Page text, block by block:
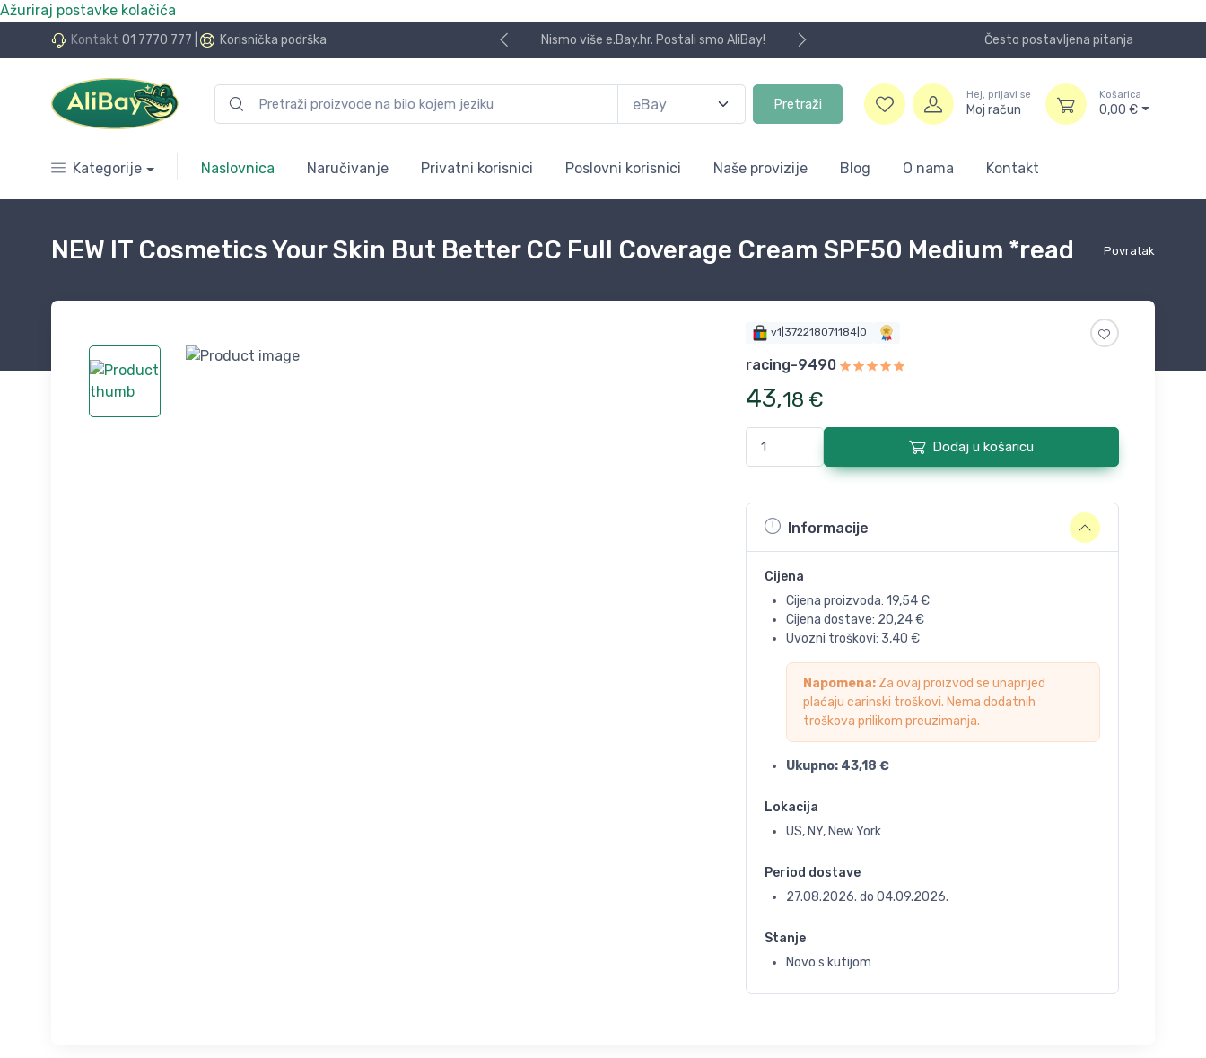
Ažuriraj postavke kolačića
Kontakt 01 7770 777 Korisnička podrška
24 rate bez kamata Nismo više e.Bay.hr. Postali smo AliBay! Često postavljena pitanja
Pretraži
Hej, prijavi se
Moj račun
Košarica
0,00 €
Kategorije Naslovnica Naručivanje Privatni korisnici Poslovni korisnici Naše provizije Blog O nama Kontakt
Povratak
NEW IT Cosmetics Your Skin But Better CC Full Coverage Cream SPF50 Medium *read
v1|372218071184|0
racing-9490
43,18 €
Dodaj u košaricu
Informacije
Cijena
Cijena proizvoda: 19,54€
Cijena dostave: 20,24€
Uvozni troškovi: 3,40 €
Napomena:Za ovaj proizvod se unaprijed
plaćaju carinski troškovi. Nema dodatnih
troškova prilikom preuzimanja.
Ukupno: 43,18 €
Lokacija
US, NY, New York
Period dostave
27.08.2026. do 04.09.2026.
Stanje
Novo s kutijom